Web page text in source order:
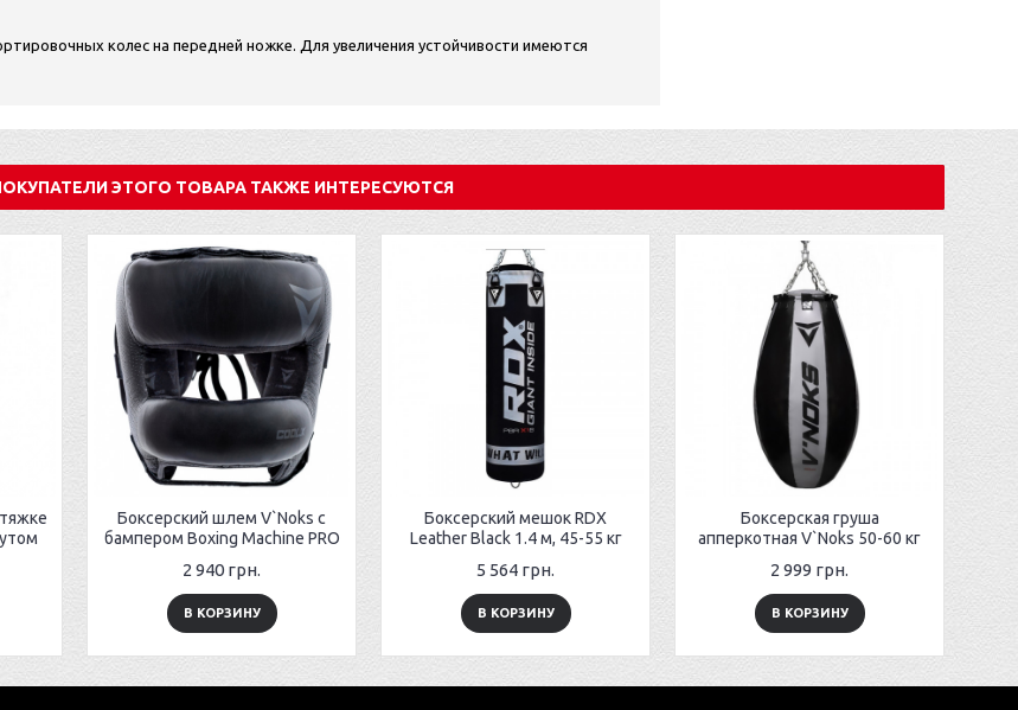
колес на передней ножке. Для увеличения устойчивости имеются
ЭТОГО ТОВАРА ТАКЖЕ ИНТЕРЕСУЮТСЯ
Боксерский шлем V`Noks с
бампером Boxing Machine PRO
2 940 грн.
В КОРЗИНУ
Боксерский мешок RDX
Leather Black 1.4 м, 45-55 кг
5 564 грн.
В КОРЗИНУ
Боксерская груша
апперкотная V`Noks 50-60 кг
2 999 грн.
В КОРЗИНУ